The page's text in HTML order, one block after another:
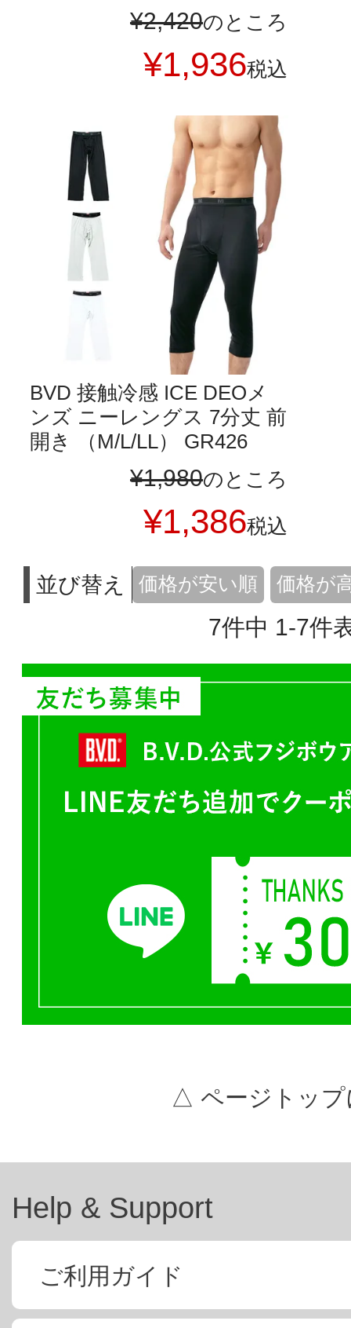
¥2,420のところ
¥1,936税込
BVD 接触冷感 ICE DEOメ
ンズ ニーレングス 7分丈 前
開き （M/L/LL） GR426
¥1,980のところ
¥1,386税込
並び替え 価格が安い順 価格が
7件中 1-7件
△ ページトップ
Help & Support
ご利用ガイド